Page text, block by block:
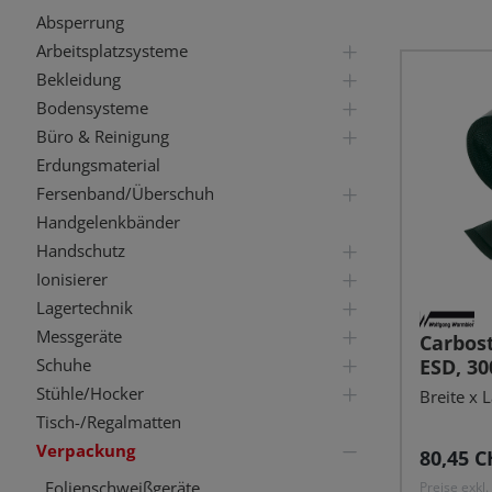
Absperrung
Arbeitsplatzsysteme
Bekleidung
Bodensysteme
Büro & Reinigung
Erdungsmaterial
Fersenband/Überschuh
Handgelenkbänder
Handschutz
Ionisierer
Lagertechnik
Messgeräte
Schuhe
Stühle/Hocker
Tisch-/Regalmatten
Verpackung
Folienschweißgeräte
ESD,
Breite x
80,45
Preise